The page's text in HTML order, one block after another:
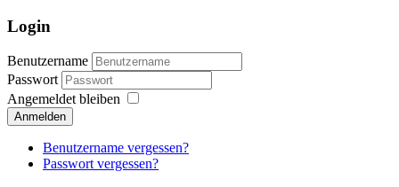
Login
Benutzername
Passwort
Angemeldet bleiben
Anmelden
Benutzername vergessen?
Passwort vergessen?